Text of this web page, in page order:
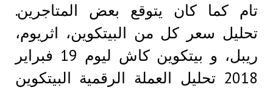
تام كما كان يتوقع بعض المتاجرين.
تحليل سعر كل من البيتكوين، اثريوم،
ريبل، و بيتكوين كاش ليوم 19 فبراير
2018 تحليل العملة الرقمية البيتكوين